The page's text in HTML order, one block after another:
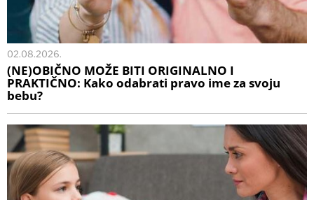
02.08.2026.
(NE)OBIČNO MOŽE BITI ORIGINALNO I
PRAKTIČNO: Kako odabrati pravo ime za svoju
bebu?